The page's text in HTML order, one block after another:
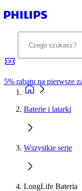
5% rabatu na pierwsze
Baterie i latarki
Wszystkie serie
LongLife Bateria